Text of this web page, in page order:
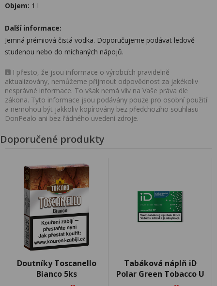
Objem: 1 l
Další informace:
Jemná prémiová čistá vodka. Doporučujeme podávat ledově
studenou nebo do míchaných nápojů.
I přesto, že jsou informace o výrobcích pravidelně
aktualizovány, nemůžeme přijmout odpovědnost za jakékoliv
nesprávné informace. To však nemá vliv na Vaše práva dle
zákona. Tyto informace jsou podávány pouze pro osobní použití
a nemohou být jakkoliv kopírovány bez předchozího souhlasu
DonPealo ani bez řádného uvedení zdroje.
Doporučené produkty
Doutníky Toscanello
Bianco 5ks
Tabáková náplň iD
Polar Green Tobacco U